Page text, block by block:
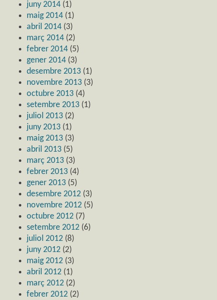
juny 2014 (1)
maig 2014 (1)
abril 2014 (3)
març 2014 (2)
febrer 2014 (5)
gener 2014 (3)
desembre 2013 (1)
novembre 2013 (3)
octubre 2013 (4)
setembre 2013 (1)
juliol 2013 (2)
juny 2013 (1)
maig 2013 (3)
abril 2013 (5)
març 2013 (3)
febrer 2013 (4)
gener 2013 (5)
desembre 2012 (3)
novembre 2012 (5)
octubre 2012 (7)
setembre 2012 (6)
juliol 2012 (8)
juny 2012 (2)
maig 2012 (3)
abril 2012 (1)
març 2012 (2)
febrer 2012 (2)